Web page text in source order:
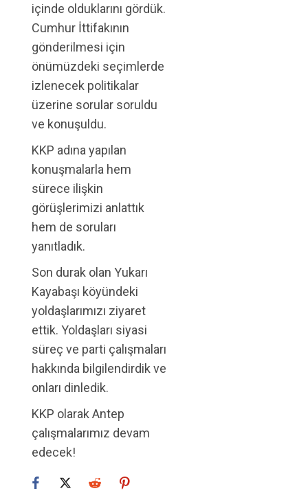
içinde olduklarını gördük.
Cumhur İttifakının
gönderilmesi için
önümüzdeki seçimlerde
izlenecek politikalar
üzerine sorular soruldu
ve konuşuldu.
KKP adına yapılan
konuşmalarla hem
sürece ilişkin
görüşlerimizi anlattık
hem de soruları
yanıtladık.
Son durak olan Yukarı
Kayabaşı köyündeki
yoldaşlarımızı ziyaret
ettik. Yoldaşları siyasi
süreç ve parti çalışmaları
hakkında bilgilendirdik ve
onları dinledik.
KKP olarak Antep
çalışmalarımız devam
edecek!